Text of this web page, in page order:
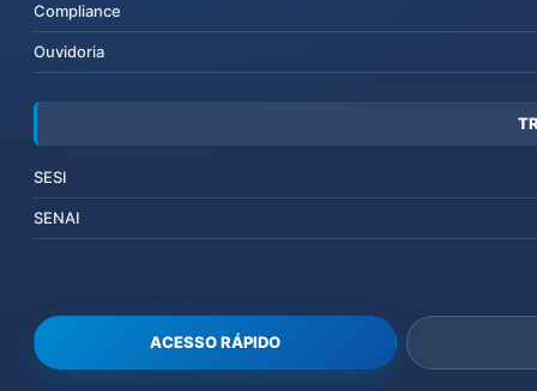
Compliance
Ouvidoria
SESI
SENAI
ACESSO RÁPIDO